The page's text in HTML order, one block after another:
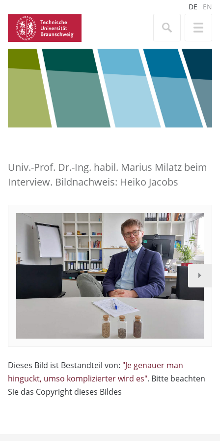
DE EN
Univ.-Prof. Dr.-Ing. habil. Marius Milatz beim
Interview. Bildnachweis: Heiko Jacobs
Dieses Bild ist Bestandteil von: "Je genauer man
hinguckt, umso komplizierter wird es". Bitte beachten
Sie das Copyright dieses Bildes